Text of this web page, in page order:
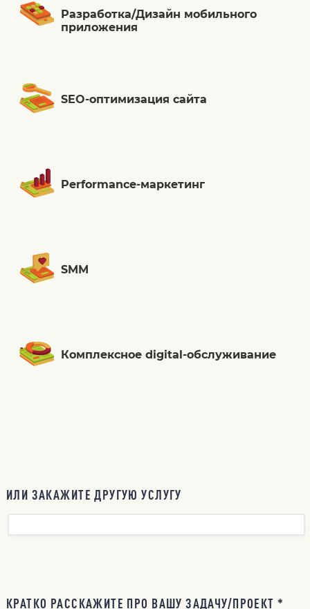
Разработка/Дизайн мобильного
приложения
SEO-оптимизация сайта
Performance-маркетинг
SMM
Комплексное digital-обслуживание
ИЛИ ЗАКАЖИТЕ ДРУГУЮ УСЛУГУ
КРАТКО РАССКАЖИТЕ ПРО ВАШУ ЗАДАЧУ/ПРОЕКТ *